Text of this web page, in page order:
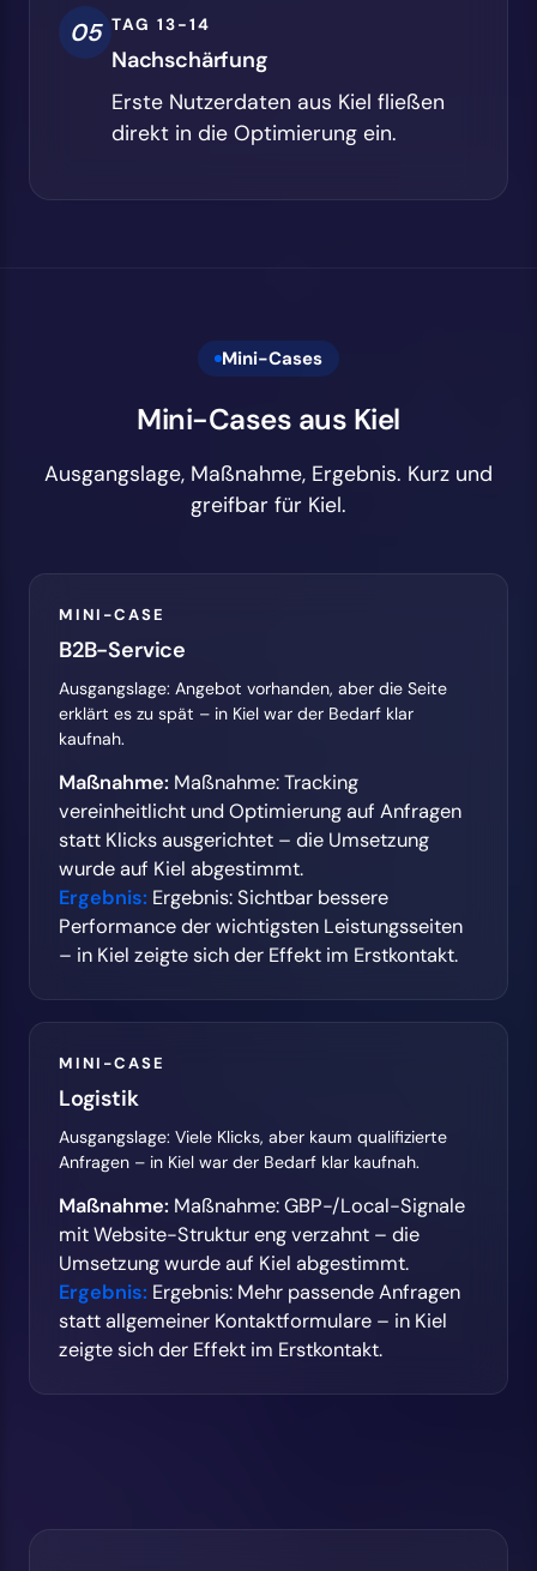
05 TAG 13-14
Nachschärfung
Erste Nutzerdaten aus Kiel fließen
direkt in die Optimierung ein.
Mini-Cases
Mini-Cases aus Kiel
Ausgangslage, Maßnahme, Ergebnis. Kurz und
greifbar für Kiel.
MINI-CASE
B2B-Service
Ausgangslage: Angebot vorhanden, aber die Seite
erklärt es zu spät – in Kiel war der Bedarf klar
kaufnah.
Maßnahme: Maßnahme: Tracking
vereinheitlicht und Optimierung auf Anfragen
statt Klicks ausgerichtet – die Umsetzung
wurde auf Kiel abgestimmt.
Ergebnis: Ergebnis: Sichtbar bessere
Performance der wichtigsten Leistungsseiten
– in Kiel zeigte sich der Effekt im Erstkontakt.
MINI-CASE
Logistik
Ausgangslage: Viele Klicks, aber kaum qualifizierte
Anfragen – in Kiel war der Bedarf klar kaufnah.
Maßnahme: Maßnahme: GBP-/Local-Signale
mit Website-Struktur eng verzahnt – die
Umsetzung wurde auf Kiel abgestimmt.
Ergebnis: Ergebnis: Mehr passende Anfragen
statt allgemeiner Kontaktformulare – in Kiel
zeigte sich der Effekt im Erstkontakt.